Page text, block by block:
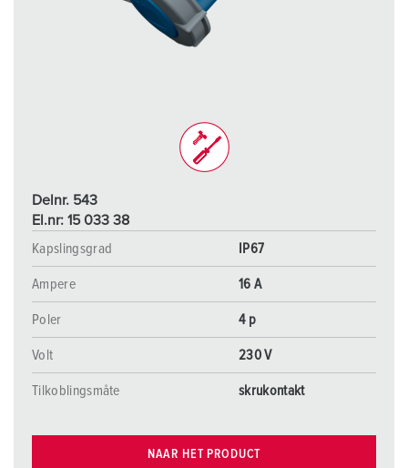
Delnr. 543
El.nr: 15 033 38
Kapslingsgrad
IP67
Ampere 16 A
Poler 4 p
Volt 230 V
Tilkoblingsmåte skrukontakt
NAAR HET PRODUCT